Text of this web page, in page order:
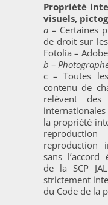
Propriété
visuels,
a – Certaines
de droit sur
Fotolia –
b –
c – Toutes
contenu de
relèvent des
la propriété
reproduction
sans
de la SCP
strictement
du Code de la